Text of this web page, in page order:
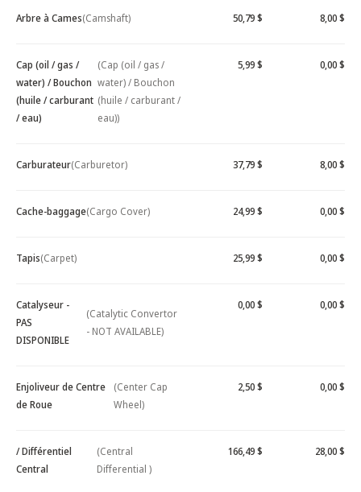
Arbre à Cames(Camshaft) 50,79 $ 8,00 $
Cap (oil / gas /
water) / Bouchon
(huile / carburant
/ eau)
(Cap (oil / gas /
water) / Bouchon
(huile / carburant /
eau))
5,99 $ 0,00 $
Carburateur(Carburetor) 37,79 $ 8,00 $
Cache-baggage(Cargo Cover) 24,99 $ 0,00 $
Tapis(Carpet) 25,99 $ 0,00 $
Catalyseur -
PAS
DISPONIBLE
(Catalytic Convertor
- NOT AVAILABLE)
0,00 $ 0,00 $
Enjoliveur de Centre
de Roue
(Center Cap
Wheel)
2,50 $ 0,00 $
/ Différentiel
Central
(Central
Differential )
166,49 $ 28,00 $